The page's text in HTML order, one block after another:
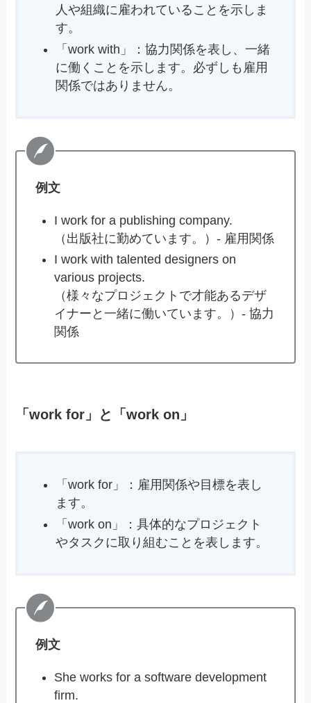
人や組織に雇われていることを示しま
す。
「work with」：協力関係を表し、一緒
に働くことを示します。必ずしも雇用
関係ではありません。
例文
I work for a publishing company.
（出版社に勤めています。）- 雇用関係
I work with talented designers on
various projects.
（様々なプロジェクトで才能あるデザ
イナーと一緒に働いています。）- 協力
関係
「work for」と「work on」
「work for」：雇用関係や目標を表し
ます。
「work on」：具体的なプロジェクト
やタスクに取り組むことを表します。
例文
She works for a software development
firm.